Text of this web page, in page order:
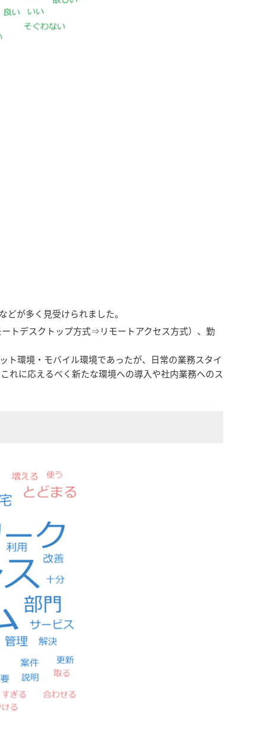
が多く見受けられました。
トデスクトップ方式⇒リモートアクセス方式）、勤
ト環境・モバイル環境であったが、日常の業務スタイ
れに応えるべく新たな環境への導入や社内業務へのス